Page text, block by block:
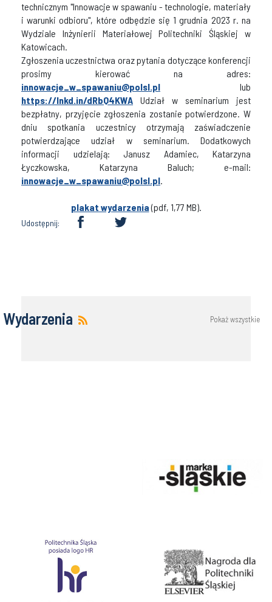
technicznym "Innowacje w spawaniu - technologie, materiały
i warunki odbioru", które odbędzie się 1 grudnia 2023 r. na
Wydziale Inżynierii Materiałowej Politechniki Śląskiej w
Katowicach.
Zgłoszenia uczestnictwa oraz pytania dotyczące konferencji
prosimy kierować na adres:
innowacje_w_spawaniu@polsl.pl lub
https://lnkd.in/dRbQ4KWA Udział w seminarium jest
bezpłatny, przyjęcie zgłoszenia zostanie potwierdzone. W
dniu spotkania uczestnicy otrzymają zaświadczenie
potwierdzające udział w seminarium. Dodatkowych
informacji udzielają: Janusz Adamiec, Katarzyna
Łyczkowska, Katarzyna Baluch; e-mail:
innowacje_w_spawaniu@polsl.pl.
plakat wydarzenia(pdf, 1,77 MB).
Udostępnij:
Wydarzenia Pokaż wszystkie